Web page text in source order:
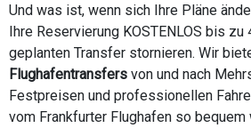
Und was ist, wenn sich Ihre Pläne
Ihre Reservierung KOSTENLOS bis zu
geplanten Transfer stornieren. Wir
Flughafentransfers von und nach
Festpreisen und professionellen
vom Frankfurter Flughafen so bequem